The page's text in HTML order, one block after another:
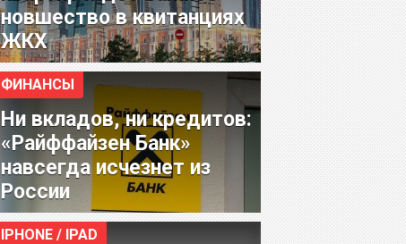
новшество в квитанциях
ЖКХ
ФИНАНСЫ
Ни вкладов, ни кредитов:
«Райффайзен Банк»
навсегда исчезнет из
России
IPHONE / IPAD